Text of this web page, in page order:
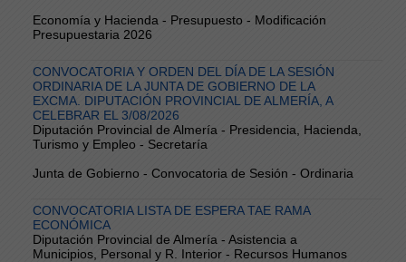
Economía y Hacienda - Presupuesto - Modificación
Presupuestaria 2026
CONVOCATORIA Y ORDEN DEL DÍA DE LA SESIÓN
ORDINARIA DE LA JUNTA DE GOBIERNO DE LA
EXCMA. DIPUTACIÓN PROVINCIAL DE ALMERÍA, A
CELEBRAR EL 3/08/2026
Diputación Provincial de Almería - Presidencia, Hacienda,
Turismo y Empleo - Secretaría
Junta de Gobierno - Convocatoria de Sesión - Ordinaria
CONVOCATORIA LISTA DE ESPERA TAE RAMA
ECONÓMICA
Diputación Provincial de Almería - Asistencia a
Municipios, Personal y R. Interior - Recursos Humanos